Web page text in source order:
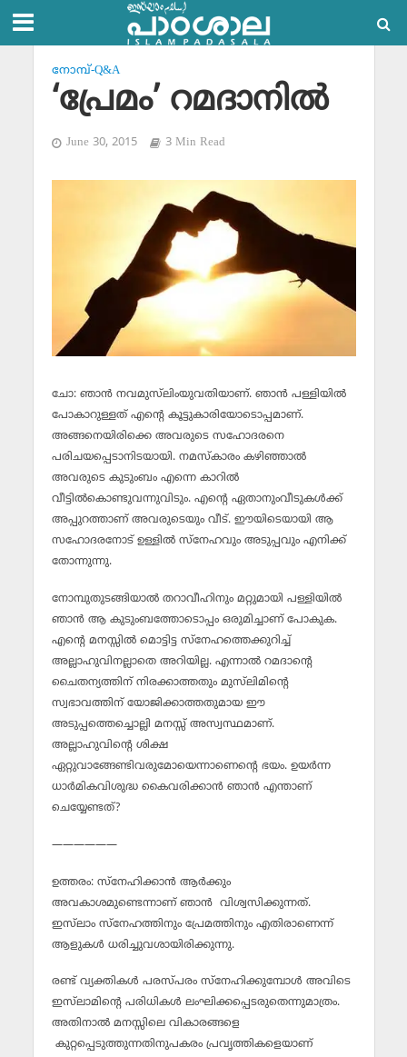
നോമ്പ്-Q&A
‘പ്രേമം’ റമദാനില്‍
June 30, 2015 3 Min Read
ചോ: ഞാന്‍ നവമുസ്‌ലിംയുവതിയാണ്. ഞാന്‍ പള്ളിയില്‍
പോകാറുള്ളത് എന്റെ കൂട്ടുകാരിയോടൊപ്പമാണ്.
അങ്ങനെയിരിക്കെ അവരുടെ സഹോദരനെ
പരിചയപ്പെടാനിടയായി. നമസ്‌കാരം കഴിഞ്ഞാല്‍
അവരുടെ കുടുംബം എന്നെ കാറില്‍
വീട്ടില്‍കൊണ്ടുവന്നുവിടും. എന്റെ ഏതാനുംവീടുകള്‍ക്ക്
അപ്പുറത്താണ് അവരുടെയും വീട്. ഈയിടെയായി ആ
സഹോദരനോട് ഉള്ളില്‍ സ്‌നേഹവും അടുപ്പവും എനിക്ക്
തോന്നുന്നു.
നോമ്പുതുടങ്ങിയാല്‍ തറാവീഹിനും മറ്റുമായി പള്ളിയില്‍
ഞാന്‍ ആ കുടുംബത്തോടൊപ്പം ഒരുമിച്ചാണ് പോകുക.
എന്റെ മനസ്സില്‍ മൊട്ടിട്ട സ്‌നേഹത്തെക്കുറിച്ച്
അല്ലാഹുവിനല്ലാതെ അറിയില്ല. എന്നാല്‍ റമദാന്റെ
ചൈതന്യത്തിന് നിരക്കാത്തതും മുസ്‌ലിമിന്റെ
സ്വഭാവത്തിന് യോജിക്കാത്തതുമായ ഈ
അടുപ്പത്തെച്ചൊല്ലി മനസ്സ് അസ്വസ്ഥമാണ്.
അല്ലാഹുവിന്റെ ശിക്ഷ
ഏറ്റുവാങ്ങേണ്ടിവരുമോയെന്നാണെന്റെ ഭയം. ഉയര്‍ന്ന
ധാര്‍മികവിശുദ്ധ കൈവരിക്കാന്‍ ഞാന്‍ എന്താണ്
ചെയ്യേണ്ടത്?
——————
ഉത്തരം: സ്‌നേഹിക്കാന്‍ ആര്‍ക്കും
അവകാശമുണ്ടെന്നാണ് ഞാന്‍ വിശ്വസിക്കുന്നത്.
ഇസ്‌ലാം സ്‌നേഹത്തിനും പ്രേമത്തിനും എതിരാണെന്ന്
ആളുകള്‍ ധരിച്ചുവശായിരിക്കുന്നു.
രണ്ട് വ്യക്തികള്‍ പരസ്പരം സ്‌നേഹിക്കുമ്പോള്‍ അവിടെ
ഇസ്‌ലാമിന്റെ പരിധികള്‍ ലംഘിക്കപ്പെടരുതെന്നുമാത്രം.
അതിനാല്‍ മനസ്സിലെ വികാരങ്ങളെ
കുറ്റപ്പെടുത്തുന്നതിനുപകരം പ്രവൃത്തികളെയാണ്